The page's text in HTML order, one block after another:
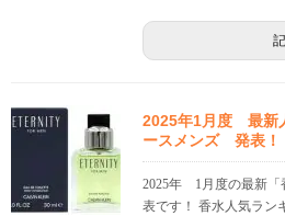
2025年1月度 最新
ースメンズ 発表！
2025年 1月度の最新「
表です！ 香水人気ラン